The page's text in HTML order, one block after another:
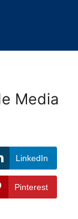
Media
LinkedIn
Pinterest